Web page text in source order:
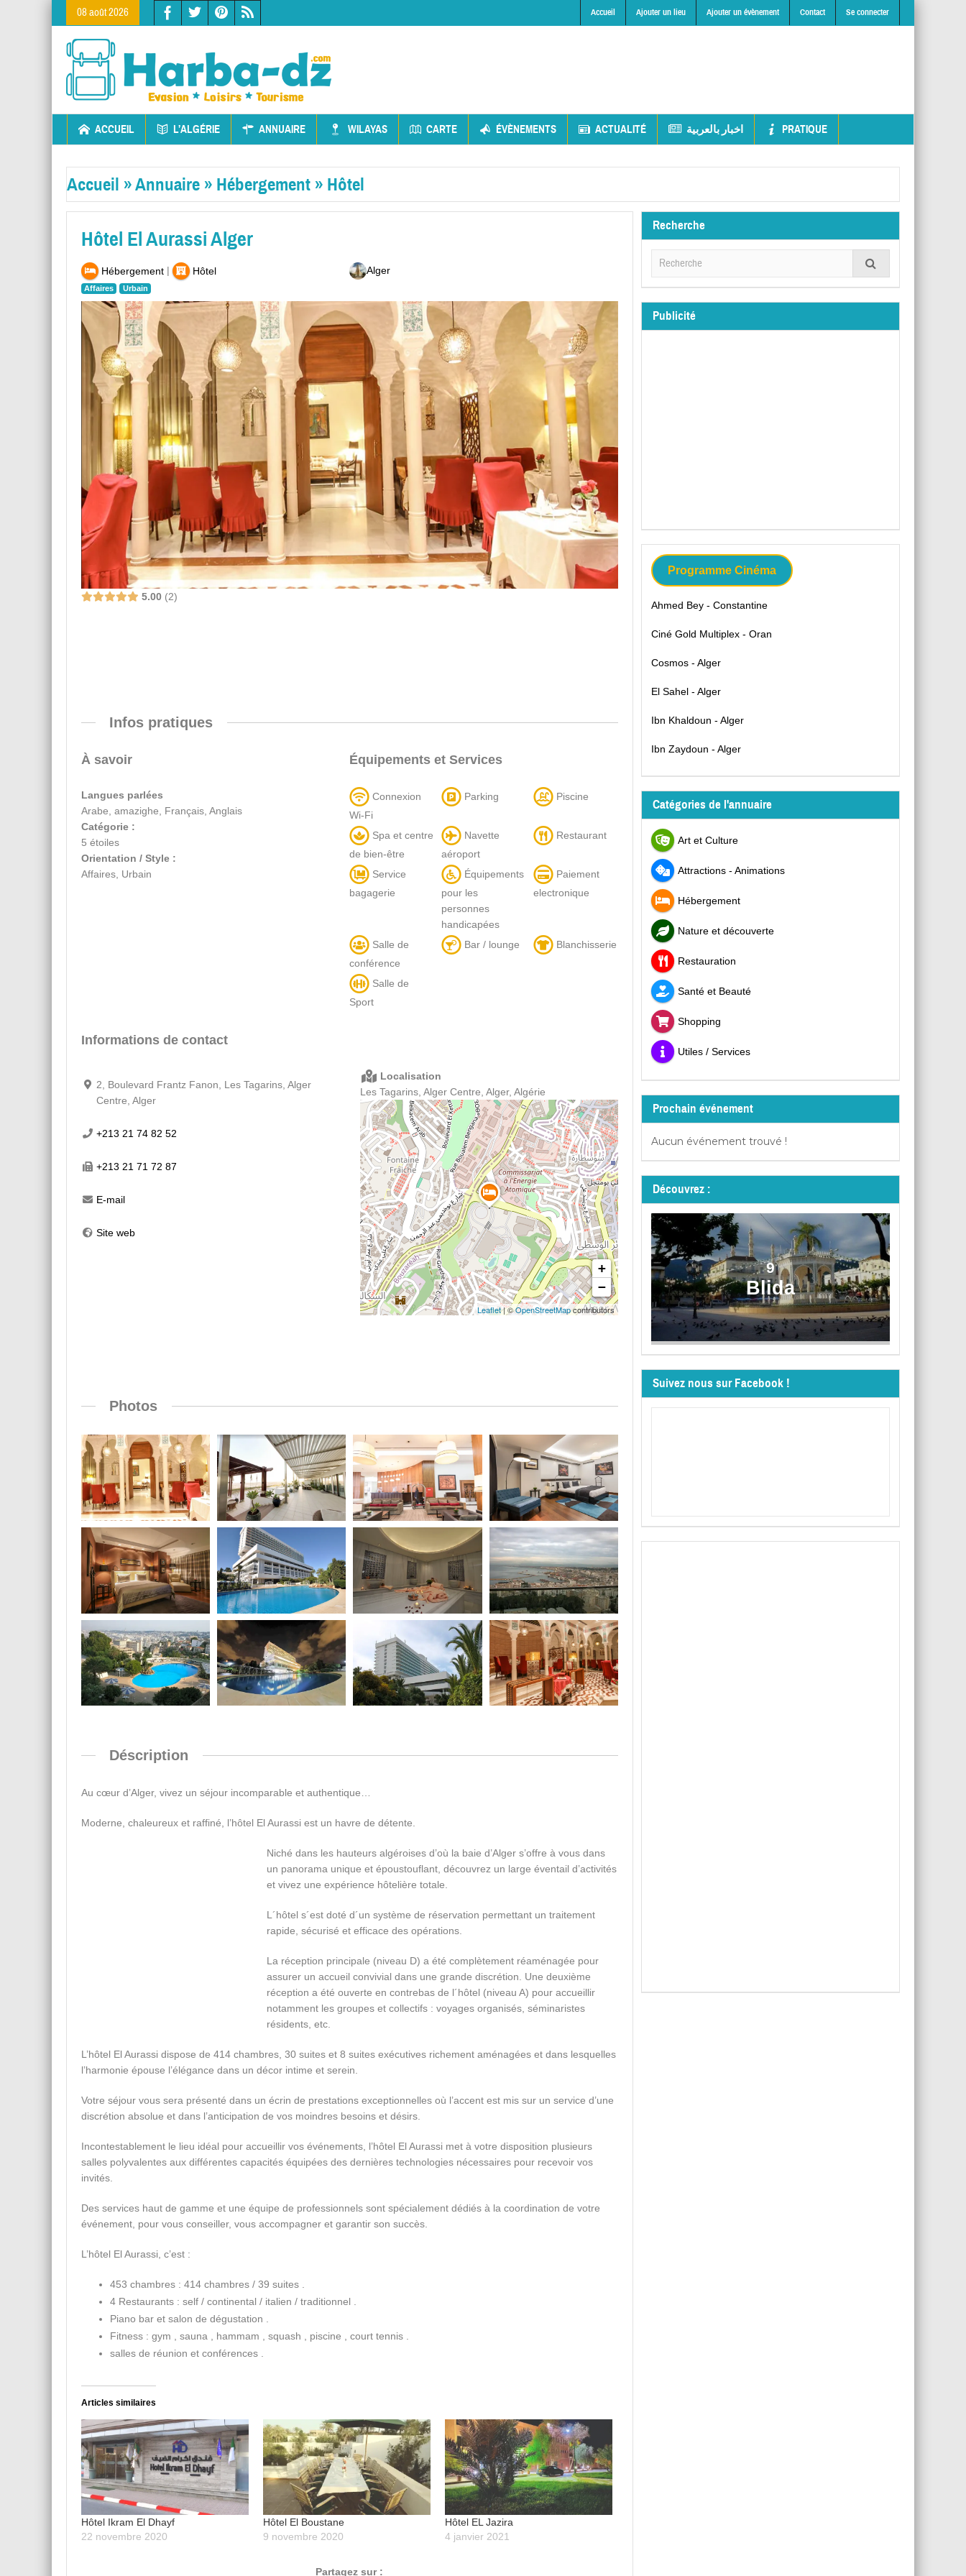
08 août 2026 Accueil Ajouter un lieu Ajouter un évènement Contact Se connecter
ACCUEIL L’ALGÉRIE ANNUAIRE WILAYAS CARTE ÉVÈNEMENTS ACTUALITÉ اخبار بالعربية PRATIQUE
Accueil »Annuaire » Hébergement » Hôtel
Hôtel El Aurassi Alger
Hébergement | Hôtel
Affaires Urbain
Alger
5.00 2
Infos pratiques
À savoir
Langues parlées
Arabe, amazighe, Français, Anglais
Catégorie :
5 étoiles
Orientation / Style :
Affaires, Urbain
Équipements et Services
Connexion
Wi-Fi
Parking Piscine
Spa et centre
de bien-être
Navette
aéroport
Restaurant
Service
bagagerie
Équipements
pour les
personnes
handicapées
Paiement
electronique
Salle de
conférence
Bar / lounge Blanchisserie
Salle de
Sport
Informations de contact
2, Boulevard Frantz Fanon, Les Tagarins, Alger
Centre, Alger
+213 21 74 82 52
+213 21 71 72 87
E-mail
Site web
Localisation
Les Tagarins, Alger Centre, Alger, Algérie
+
−
Leaflet| ©OpenStreetMapcontributors
Photos
Déscription
Au cœur d’Alger, vivez un séjour incomparable et authentique…
Moderne, chaleureux et raffiné, l’hôtel El Aurassi est un havre de détente.
Niché dans les hauteurs algéroises d’où la baie d’Alger s’offre à vous dans
un panorama unique et époustouflant, découvrez un large éventail d’activités
et vivez une expérience hôtelière totale.
L´hôtel s´est doté d´un système de réservation permettant un traitement
rapide, sécurisé et efficace des opérations.
La réception principale (niveau D) a été complètement réaménagée pour
assurer un accueil convivial dans une grande discrétion. Une deuxième
réception a été ouverte en contrebas de l´hôtel (niveau A) pour accueillir
notamment les groupes et collectifs : voyages organisés, séminaristes
résidents, etc.
L’hôtel El Aurassi dispose de 414 chambres, 30 suites et 8 suites exécutives richement aménagées et dans lesquelles
l’harmonie épouse l’élégance dans un décor intime et serein.
Votre séjour vous sera présenté dans un écrin de prestations exceptionnelles où l’accent est mis sur un service d’une
discrétion absolue et dans l’anticipation de vos moindres besoins et désirs.
Incontestablement le lieu idéal pour accueillir vos événements, l’hôtel El Aurassi met à votre disposition plusieurs
salles polyvalentes aux différentes capacités équipées des dernières technologies nécessaires pour recevoir vos
invités.
Des services haut de gamme et une équipe de professionnels sont spécialement dédiés à la coordination de votre
événement, pour vous conseiller, vous accompagner et garantir son succès.
L’hôtel El Aurassi, c’est :
453 chambres : 414 chambres / 39 suites .
4 Restaurants : self / continental / italien / traditionnel .
Piano bar et salon de dégustation .
Fitness : gym , sauna , hammam , squash , piscine , court tennis .
salles de réunion et conférences .
Articles similaires
Hôtel Ikram El Dhayf
22 novembre 2020
Hôtel El Boustane
9 novembre 2020
Hôtel EL Jazira
4 janvier 2021
Partagez sur :
Recherche
Publicité
Programme Cinéma
Ahmed Bey - Constantine
Ciné Gold Multiplex - Oran
Cosmos - Alger
El Sahel - Alger
Ibn Khaldoun - Alger
Ibn Zaydoun - Alger
Catégories de l'annuaire
Art et Culture
Attractions - Animations
Hébergement
Nature et découverte
Restauration
Santé et Beauté
Shopping
Utiles / Services
Prochain événement
Aucun événement trouvé !
Découvrez :
9
Blida
Suivez nous sur Facebook !